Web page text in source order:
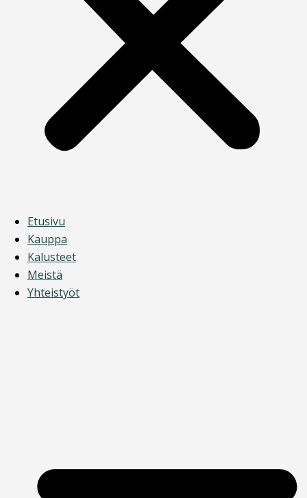
Etusivu
Kauppa
Kalusteet
Meistä
Yhteistyöt